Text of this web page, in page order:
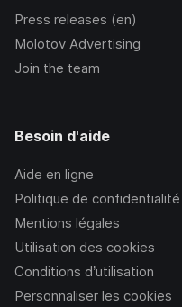
Press releases (en)
Molotov Advertising
Join the team
Besoin d'aide
Aide en ligne
Politique de confidentialité
Mentions légales
Utilisation des cookies
Conditions d’utilisation
Personnaliser les cookies